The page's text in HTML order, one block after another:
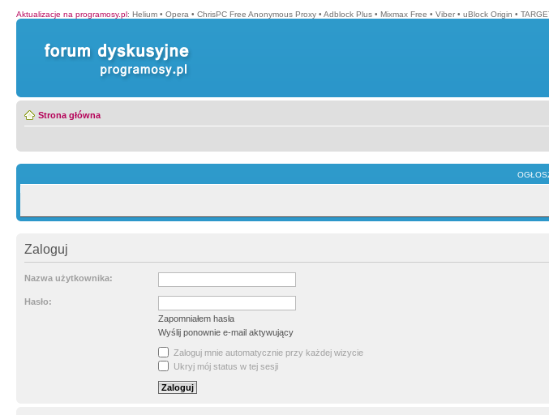
Aktualizacje na programosy.pl: Helium • Opera • ChrisPC Free Anonymous Proxy • Adblock Plus • Mixmax Free • Viber • uBlock Origin •
Strona główna
Zaloguj
Nazwa użytkownika:
Hasło:
Zapomniałem hasła
Wyślij ponownie e-mail aktywujący
Zaloguj mnie automatycznie przy każdej wizycie
Ukryj mój status w tej sesji